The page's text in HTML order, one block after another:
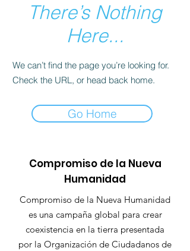
There’s Nothing
Here...
We can’t find the page you’re looking for.
Check the URL, or head back home.
Go Home
Compromiso de la Nueva
Humanidad
Compromiso de la Nueva Humanidad
es una campaña global para crear
coexistencia en la tierra presentada
por la Organización de Ciudadanos de